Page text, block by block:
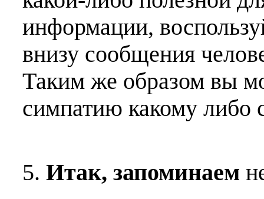
информации,
внизу сообщения
Таким же образом вы
симпатию какому
5. Итак, запоминаем